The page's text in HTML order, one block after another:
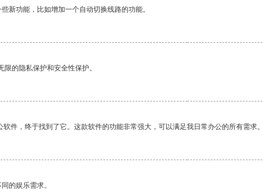
新功能，比如增加一个自动切换线路的功能。
的隐私保护和安全性保护。
件，终于找到了它。这款软件的功能非常强大，可以满足我日常办公的所有需求
的娱乐需求。